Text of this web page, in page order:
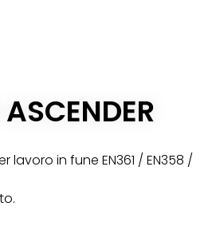
in fune EN361 / EN358 /